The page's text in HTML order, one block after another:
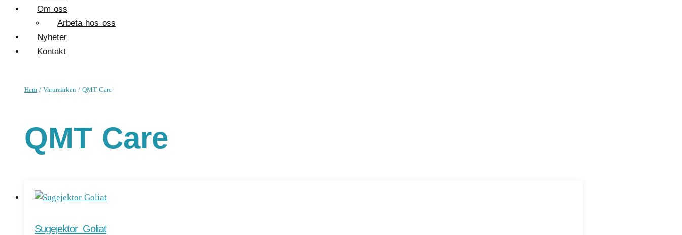
Om oss
Arbeta hos oss
Nyheter
Kontakt
Hem / Varumärken / QMT Care
QMT Care
Sugejektor Goliat